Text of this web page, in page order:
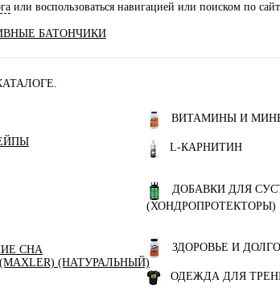
БАТОНЧИКИ
СНА
(MAXLER) (НАТУРАЛЬНЫЙ)
или воспользоваться навигацией или поиском по
ВИТАМИНЫ И
L-КАРНИТИН
ДОБАВКИ ДЛЯ
(ХОНДРОПРОТЕКТОРЫ)
ЗДОРОВЬЕ И
ОДЕЖДА ДЛЯ